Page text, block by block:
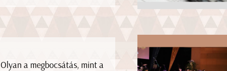
Olyan a megbocsátás, mint a